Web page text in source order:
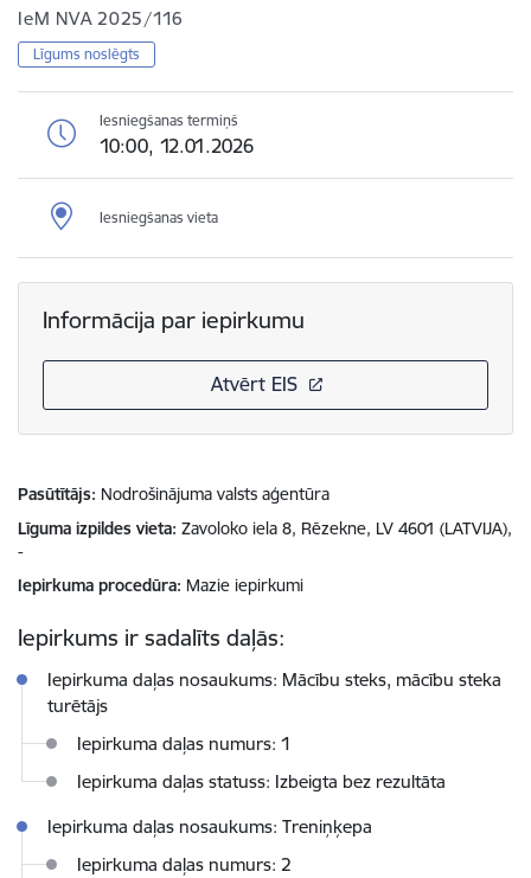
IeM NVA 2025/116
Līgums noslēgts
Iesniegšanas termiņš
10:00, 12.01.2026
Iesniegšanas vieta
Informācija par iepirkumu
Atvērt EIS
Pasūtītājs Nodrošinājuma valsts aģentūra
Līguma izpildes vieta Zavoloko iela 8, Rēzekne, LV 4601 (LATVIJA),
-
Iepirkuma procedūra Mazie iepirkumi
Iepirkums ir sadalīts daļās:
Iepirkuma daļas nosaukums: Mācību steks, mācību steka
turētājs
Iepirkuma daļas numurs: 1
Iepirkuma daļas statuss: Izbeigta bez rezultāta
Iepirkuma daļas nosaukums: Treniņķepa
Iepirkuma daļas numurs: 2